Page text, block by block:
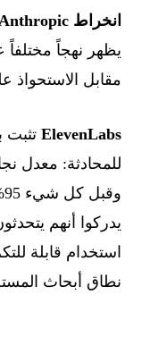
انخراط Anthropic
مقابل
ElevenLabs تثبت
يدركوا أنهم
استخدام قابلة
نطاق أبحاث